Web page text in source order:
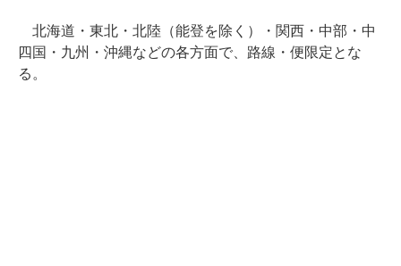
北海道・東北・北陸（能登を除く）・関西・中部・中
四国・九州・沖縄などの各方面で、路線・便限定とな
る。